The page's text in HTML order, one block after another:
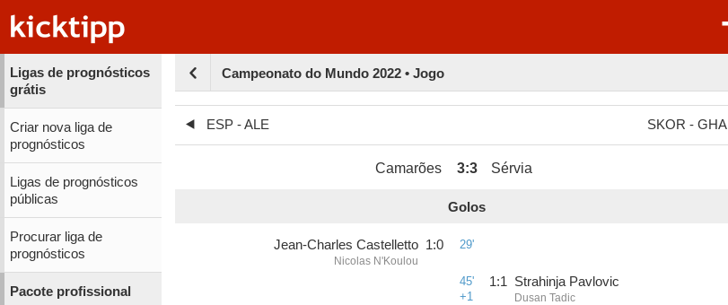
Ligas de prognósticos
grátis
Criar nova liga de
prognósticos
Ligas de prognósticos
públicas
Procurar liga de
prognósticos
Pacote profissional
Campeonato do Mundo 2022 • Jogo
ESP - ALE SKOR - GHA
Camarões 3:3 Sérvia
Golos
Jean-Charles Castelletto
Nicolas N'Koulou
1:0 29'
45'
+1
1:1 Strahinja Pavlovic
Dusan Tadic